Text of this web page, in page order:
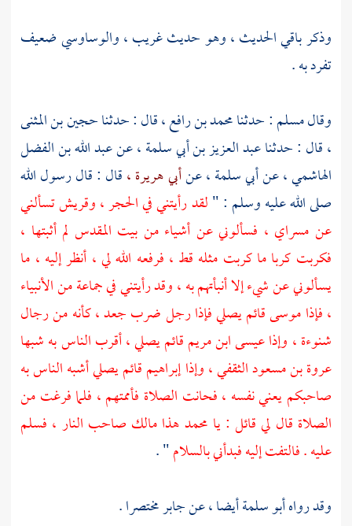
وذكر باقي الحديث ، وهو حديث غريب ،والوساوسيضعيف
تفرد به .
وقالمسلم: حدثنامحمد بن رافع ،قال : حدثناحجين بن المثنى
،قال : حدثناعبد العزيز بن أبي سلمة ،عنعبد الله بن الفضل
الهاشمي ،عنأبي سلمة ،عنأبي هريرة ،قال : قال رسول الله
صلى الله عليه وسلم : "لقد رأيتني فيالحجر ،وقريش تسألني
عن مسراي ، فسألوني عن أشياء من بيت المقدس لم أثبتها ،
فكربت كربا ما كربت مثله قط ، فرفعه الله لي ، أنظر إليه ، ما
يسألوني عن شيء إلا أنبأتهم به ، وقد رأيتني في جماعة من الأنبياء
، فإذاموسىقائم يصلي فإذا رجل ضرب جعد ، كأنه من رجال
شنوءة ، وإذاعيسى ابن مريمقائم يصلي ، أقرب الناس به شبها
عروة بن مسعود الثقفي ،وإذاإبراهيمقائم يصلي أشبه الناس به
صاحبكم يعني نفسه ، فحانت الصلاة فأممتهم ، فلما فرغت من
الصلاة قال لي قائل : يا محمدهذامالك صاحب النار ، فسلم
عليه . فالتفت إليه فبدأني بالسلام" .
وقد رواهأبو سلمةأيضا ، عنجابرمختصرا .